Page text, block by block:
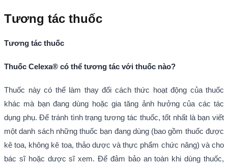
Tương tác thuốc
Tương tác thuốc
Thuốc Celexa® có thể tương tác với thuốc nào?
Thuốc này có thể làm thay đổi cách thức hoạt động của thuốc
khác mà bạn đang dùng hoặc gia tăng ảnh hưởng của các tác
dụng phụ. Để tránh tình trạng tương tác thuốc, tốt nhất là bạn viết
một danh sách những thuốc bạn đang dùng (bao gồm thuốc được
kê toa, không kê toa, thảo dược và thực phẩm chức năng) và cho
bác sĩ hoặc dược sĩ xem. Để đảm bảo an toàn khi dùng thuốc,